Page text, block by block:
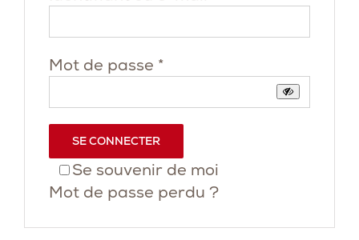
Mot de passe *
Se souvenir de moi
SE CONNECTER
Mot de passe perdu ?